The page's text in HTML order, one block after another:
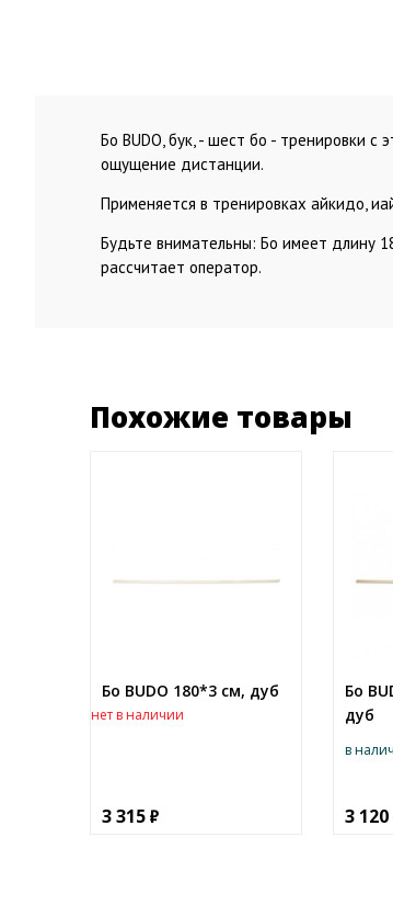
Бо BUDO, бук, - шест бо - тренировки
ощущение дистанции.
Применяется в тренировках айкидо,
Будьте внимательны: Бо имеет длину
рассчитает оператор.
Похожие товары
Бо BUDO 180*3 см, дуб
нет в наличии
3 315
Бо
дуб
в
3 120